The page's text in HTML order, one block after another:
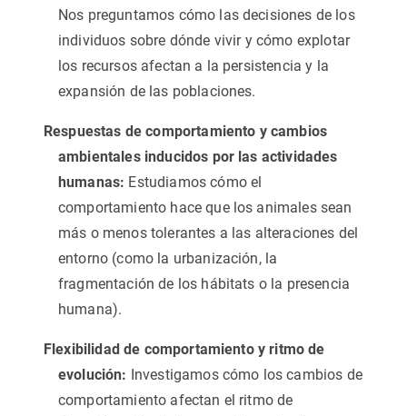
Nos preguntamos cómo las decisiones de los
individuos sobre dónde vivir y cómo explotar
los recursos afectan a la persistencia y la
expansión de las poblaciones.
Respuestas de comportamiento y cambios
ambientales inducidos por las actividades
humanas: Estudiamos cómo el
comportamiento hace que los animales sean
más o menos tolerantes a las alteraciones del
entorno (como la urbanización, la
fragmentación de los hábitats o la presencia
humana).
Flexibilidad de comportamiento y ritmo de
evolución: Investigamos cómo los cambios de
comportamiento afectan el ritmo de